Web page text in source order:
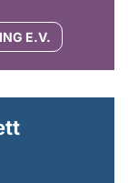
E.V.